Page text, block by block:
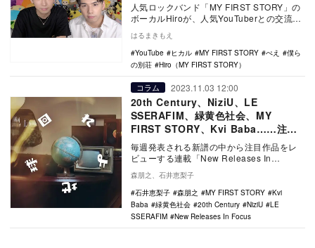
人気ロックバンド「MY FIRST STORY」の
ボーカルHiroが、人気YouTuberとの交流が
はるまきもえ
YouTube
ヒカル MY FIRST STORY ぺえ
僕ら
の別荘
Hiro（MY FIRST STORY）
コラム 2023.11.03 12:00
20th Century、NiziU、LE
SSERAFIM、緑黄色社会、MY
FIRST STORY、Kvi Baba……注目
新譜6作をレビュー
毎週発表される新譜の中から注目作品をレ
ビューする連載「New Releases In
Focus」。今回は20th Centur…
森朋之、石井恵梨子
石井恵梨子
森朋之 MY FIRST STORY
Kvi
Baba
緑黄色社会 20th Century NiziU
LE
SSERAFIM
New Releases In Focus